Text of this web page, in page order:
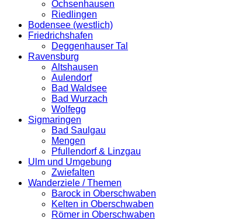
Ochsenhausen
Riedlingen
Bodensee (westlich)
Friedrichshafen
Deggenhauser Tal
Ravensburg
Altshausen
Aulendorf
Bad Waldsee
Bad Wurzach
Wolfegg
Sigmaringen
Bad Saulgau
Mengen
Pfullendorf & Linzgau
Ulm und Umgebung
Zwiefalten
Wanderziele / Themen
Barock in Oberschwaben
Kelten in Oberschwaben
Römer in Oberschwaben